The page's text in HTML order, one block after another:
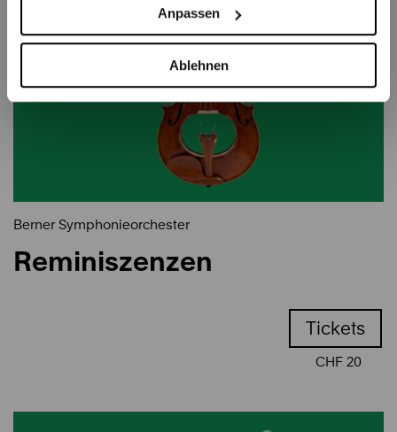
Anpassen
Ablehnen
Berner Symphonieorchester
Reminiszenzen
Tickets
CHF 20